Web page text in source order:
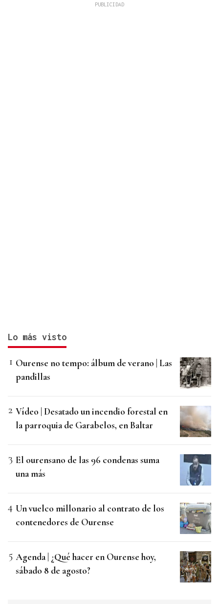
Lo más visto
Ourense no tempo: álbum de verano | Las
pandillas
Vídeo | Desatado un incendio forestal en
la parroquia de Garabelos, en Baltar
El ourensano de las 96 condenas suma
una más
Un vuelco millonario al contrato de los
contenedores de Ourense
Agenda | ¿Qué hacer en Ourense hoy,
sábado 8 de agosto?